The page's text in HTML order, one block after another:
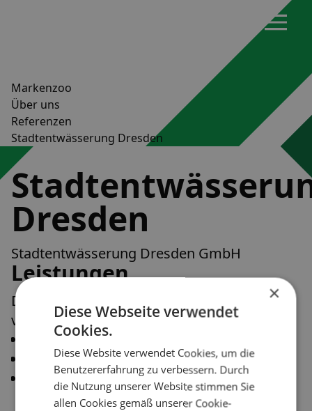
Markenzoo
Über uns
Referenzen
Stadtentwässerung Dresden
Dresden
Stadtentwässerung Dresden GmbH
Leistungen
Der MARKENZOO übernimmt die Erstellung
von Print-Produkten in folgenden Bereichen:
Gestaltungsraster
Inhaltserstellung: Fotos und Texte
Umsetzung Drucksachen: Image-Mappe
und Einleger
×
Diese Webseite verwendet
Cookies.
Diese Website verwendet Cookies, um die
Benutzererfahrung zu verbessern. Durch
die Nutzung unserer Website stimmen Sie
allen Cookies gemäß unserer Cookie-